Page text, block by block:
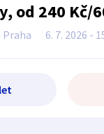
od 240 Kč/
6. 7. 2026 -